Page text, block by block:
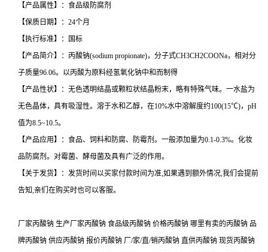
【产品属性】：食品级防腐剂
【保质日期】：24个月
【执行标准】：国标
【产品简介】：丙酸钠(sodium propionate)，分子式CH3CH2COONa，相对分
子质量96.06。以丙酸为原料经氢氧化钠中和而制得
【产品性状】：无色透明结晶或颗粒状结晶粉末，略有特殊气味。一水盐为
无色晶体，具有吸湿性。溶于水和乙醇，在10%水中溶解度约100(15℃)，pH
值为8.5~10.5。
【产品应用】：食品、饲料和防腐、防霉剂。一般添加量为0.1-0.3%。化妆
品防腐剂。对霉菌、酵母菌及具有广泛的作用。
【关于发货】：发货时间以买家付款时间为准,如果遇到额外情况,我们会提前
告知,亲们在购买时也可以客服。
厂家丙酸钠 生产厂家丙酸钠 食品级丙酸钠 价格丙酸钠 哪里有卖的丙酸钠 品
牌丙酸钠 供应丙酸钠 报价丙酸钠 厂/家/直/销丙酸钠 直供丙酸钠 现货丙酸钠